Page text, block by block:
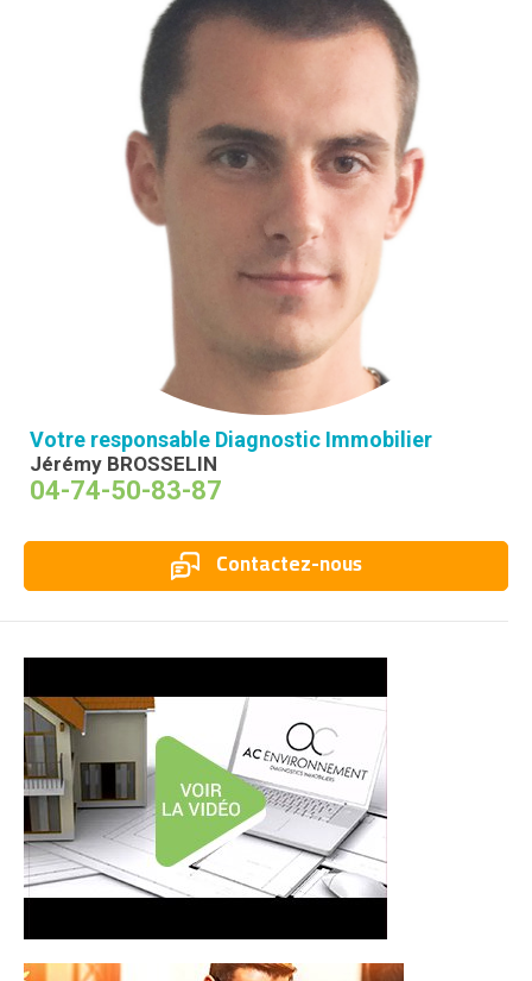
Votre responsable Diagnostic Immobilier
Jérémy BROSSELIN
04-74-50-83-87
Contactez-nous